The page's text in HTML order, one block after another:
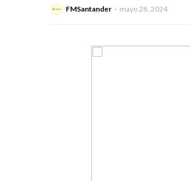
FMSantander mayo 28, 2024